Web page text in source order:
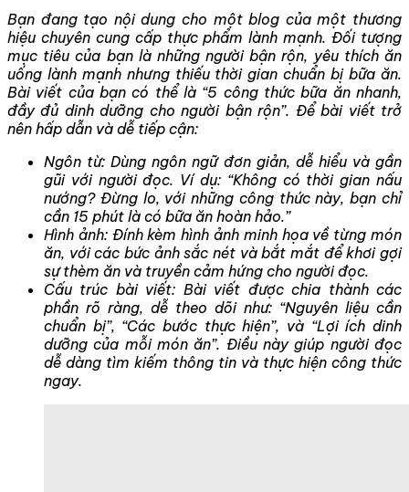
Bạn đang tạo nội dung cho một blog của một thương
hiệu chuyên cung cấp thực phẩm lành mạnh. Đối tượng
mục tiêu của bạn là những người bận rộn, yêu thích ăn
uống lành mạnh nhưng thiếu thời gian chuẩn bị bữa ăn.
Bài viết của bạn có thể là “5 công thức bữa ăn nhanh,
đầy đủ dinh dưỡng cho người bận rộn”. Để bài viết trở
nên hấp dẫn và dễ tiếp cận:
Ngôn từ: Dùng ngôn ngữ đơn giản, dễ hiểu và gần
gũi với người đọc. Ví dụ: “Không có thời gian nấu
nướng? Đừng lo, với những công thức này, bạn chỉ
cần 15 phút là có bữa ăn hoàn hảo.”
Hình ảnh: Đính kèm hình ảnh minh họa về từng món
ăn, với các bức ảnh sắc nét và bắt mắt để khơi gợi
sự thèm ăn và truyền cảm hứng cho người đọc.
Cấu trúc bài viết: Bài viết được chia thành các
phần rõ ràng, dễ theo dõi như: “Nguyên liệu cần
chuẩn bị”, “Các bước thực hiện”, và “Lợi ích dinh
dưỡng của mỗi món ăn”. Điều này giúp người đọc
dễ dàng tìm kiếm thông tin và thực hiện công thức
ngay.